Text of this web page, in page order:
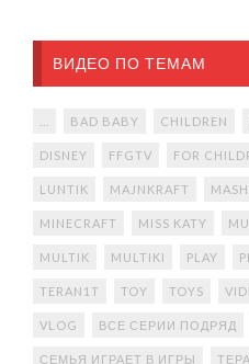
ВИДЕО ПО ТЕМАМ
BAD BABY CHILDREN
DISNEY FFGTV FOR
LUNTIK MAJNKRAFT
MINECRAFT MISS KATY
MULTIK MULTIKI PLAY
TERAN1T TOY TOYS
VLOG ВСЕ СЕРИИ ПОДРЯД
СЕМЬЯ ИГРАЕТ В ИГРЫ